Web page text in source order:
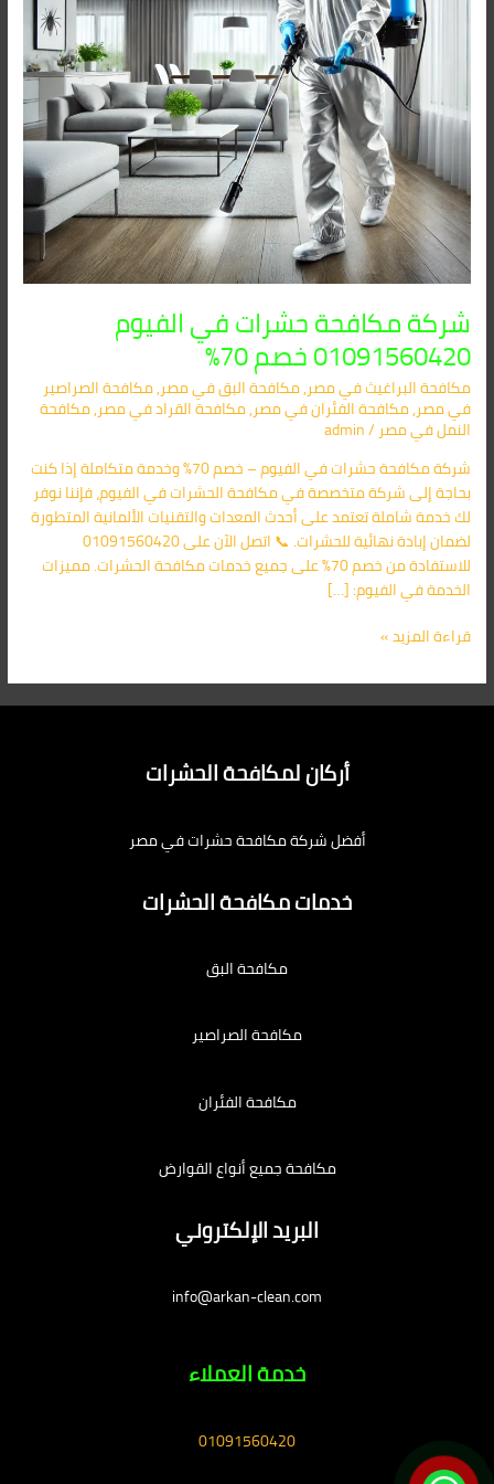
شركة مكافحة حشرات في الفيوم
01091560420 خصم 70%
مكافحة البراغيث​ في مصر,مكافحة البق​ في مصر,مكافحة الصراصير​
في مصر,مكافحة الفئران​ في مصر,مكافحة القراد​ في مصر,مكافحة
النمل​ في مصر/
admin
شركة مكافحة حشرات في الفيوم – خصم 70% وخدمة متكاملة إذا كنت
بحاجة إلى شركة متخصصة في مكافحة الحشرات في الفيوم، فإننا نوفر
لك خدمة شاملة تعتمد على أحدث المعدات والتقنيات الألمانية المتطورة
لضمان إبادة نهائية للحشرات. 📞 اتصل الآن على 01091560420
للاستفادة من خصم 70% على جميع خدمات مكافحة الحشرات. مميزات
الخدمة في الفيوم: […]
قراءة المزيد »
أركان لمكافحة الحشرات
أفضل شركة مكافحة حشرات في مصر
خدمات مكافحة الحشرات
مكافحة البق
مكافحة الصراصير
مكافحة الفئران
مكافحة جميع أنواع القوارض
البريد الإلكتروني
info@arkan-clean.com
خدمة العملاء
01091560420